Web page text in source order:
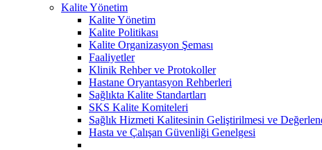
Kalite Yönetim
Kalite Yönetim
Kalite Politikası
Kalite Organizasyon Şeması
Faaliyetler
Klinik Rehber ve Protokoller
Hastane Oryantasyon Rehberleri
Sağlıkta Kalite Standartları
SKS Kalite Komiteleri
Sağlık Hizmeti Kalitesinin Geliştirilmesi ve
Hasta ve Çalışan Güvenliği Genelgesi